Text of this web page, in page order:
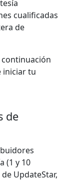
cualificadas
de
iniciar tu
de
(1 y 10
UpdateStar,